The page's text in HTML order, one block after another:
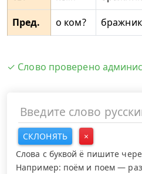
Пред.
о ком?
✓ Слово проверено
СКЛОНЯТЬ
×
Слова с буквой ё пишите
Например: поём и поем —